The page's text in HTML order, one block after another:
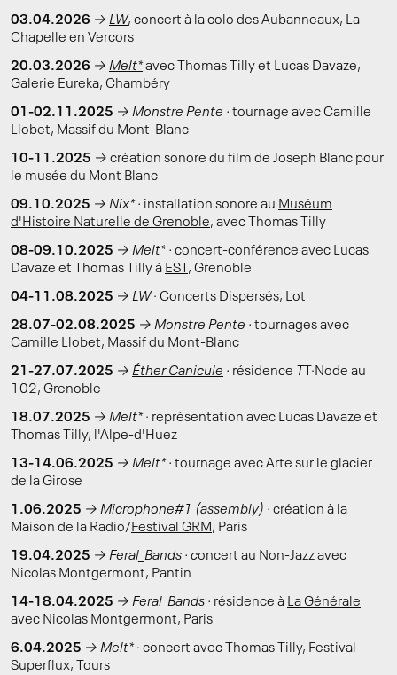
03.04.2026 → LW, concert à la colo des Aubanneaux, La
Chapelle en Vercors
20.03.2026 → Melt*avec Thomas Tilly et Lucas Davaze,
Galerie Eureka, Chambéry
01-02.11.2025 → Monstre Pente · tournage avec Camille
Llobet, Massif du Mont-Blanc
10-11.2025 → création sonore du film de Joseph Blanc pour
le musée du Mont Blanc
09.10.2025 → Nix* · installation sonore au Muséum
d'Histoire Naturelle de Grenoble, avec Thomas Tilly
08-09.10.2025 → Melt* · concert-conférence avec Lucas
Davaze et Thomas Tilly à EST , Grenoble
04-11.08.2025 → LW· Concerts Dispersés, Lot
28.07-02.08.2025 → Monstre Pente · tournages avec
Camille Llobet, Massif du Mont-Blanc
21-27.07.2025 → Éther Canicule · résidence T
T·Node au
102, Grenoble
18.07.2025 → Melt*· représentation avec Lucas Davaze et
Thomas Tilly, l'Alpe-d'Huez
13-14.06.2025 → Melt* · tournage avec Arte sur le glacier
de la Girose
1.06.2025 → Microphone#1 (assembly) · création à la
Maison de la Radio/Festival GRM, Paris
19.04.2025 → Feral_Bands · concert au Non-Jazzavec
Nicolas Montgermont, Pantin
14-18.04.2025 → Feral_Bands · résidence à La Générale
avec Nicolas Montgermont, Paris
6.04.2025 → Melt*· concert avec Thomas Tilly, Festival
Superflux, Tours